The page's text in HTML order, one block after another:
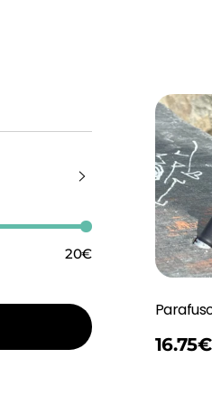
16.75€
Adicionar
—20€